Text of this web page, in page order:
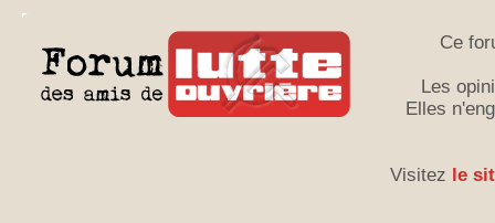
Ce
Les
Elles
Visitez le